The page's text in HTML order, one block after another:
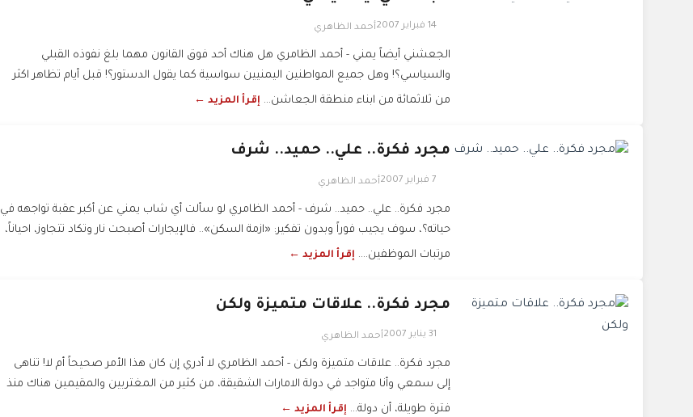
14 فبراير 2007 أحمد الظاهري
الجعشني أيضاً يمني - أحمد الظامري هل هناك أحد فوق القانون مهما بلغ نفوذه القبلي
والسياسي؟! وهل جميع المواطنين اليمنيين سواسية كما يقول الدستور؟! قبل أيام تظاهر اكثر
من ثلاثمائة من ابناء منطقة الجعاشن... إقرأ المزيد ←
مجرد فكرة.. علي.. حميد.. شرف
7 فبراير 2007 أحمد الظاهري
مجرد فكرة.. علي.. حميد.. شرف - أحمد الظامري لو سألت أي شاب يمني عن أكبر عقبة تواجهه في
حياته؟، سوف يجيب فوراً وبدون تفكير: «ازمة السكن».. فالإيجارات أصبحت نار وتكاد تتجاوز، احياناً،
مرتبات الموظفين.... إقرأ المزيد ←
مجرد فكرة.. علاقات متميزة ولكن
31 يناير 2007 أحمد الظاهري
مجرد فكرة.. علاقات متميزة ولكن - أحمد الظامري لا أدري إن كان هذا الأمر صحيحاً أم لا! تناهى
إلى سمعي وأنا متواجد في دولة الامارات الشقيقة، من كثير من المغتربين والمقيمين هناك منذ
فترة طويلة، أن دولة... إقرأ المزيد ←